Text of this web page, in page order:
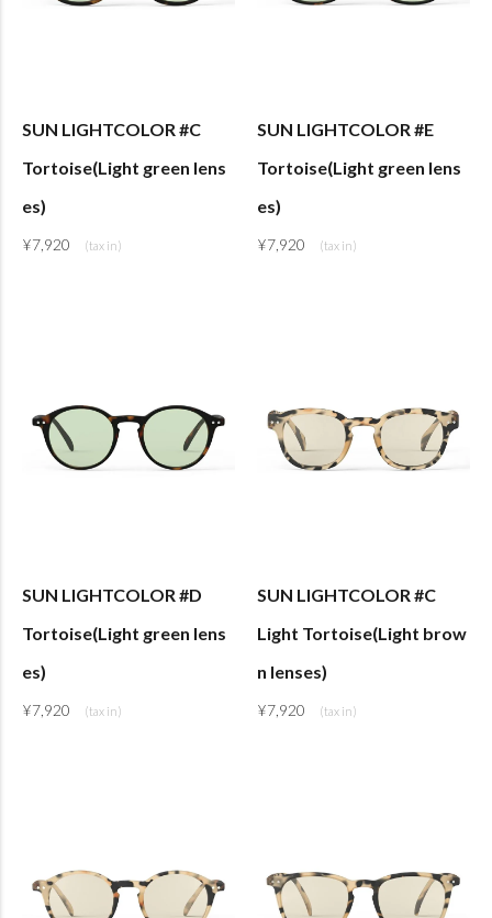
SUN LIGHTCOLOR #C
Tortoise(Light green lens
es)
¥7,920
SUN LIGHTCOLOR #E
Tortoise(Light green lens
es)
¥7,920
SUN LIGHTCOLOR #D
Tortoise(Light green lens
es)
¥7,920
SUN LIGHTCOLOR #C
Light Tortoise(Light brow
n lenses)
¥7,920